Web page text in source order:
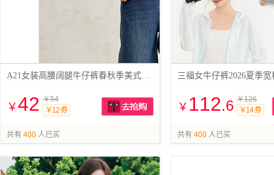
A21女装高腰阔腿牛仔裤春秋季美式复古水洗
￥42 ￥54
￥12 券
共有 400 人已买
三福女牛仔裤2026夏季
￥ 112.6 ￥126
￥14 券
共有 400 人已买